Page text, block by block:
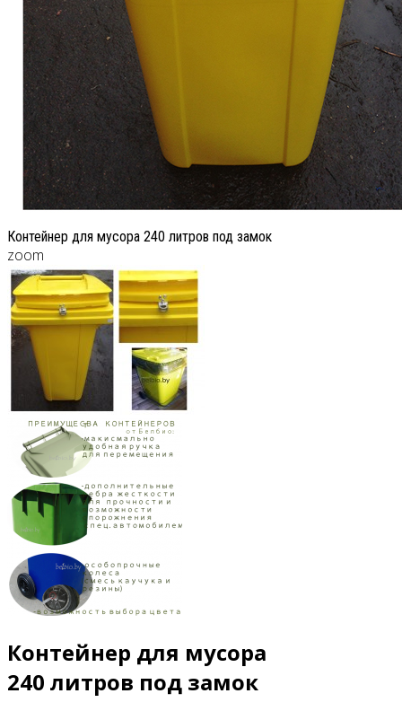
Контейнер для мусора 240 литров под замок
zoom
Контейнер для мусора
240 литров под замок